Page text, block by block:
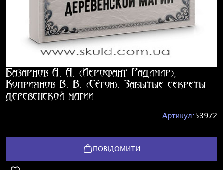
Базарнов А. А. (Иерофант Радимир),
Куприянов В. В. (Сёгун). Забытые секреты
деревенской магии
Артикул:53972
ПОВІДОМИТИ